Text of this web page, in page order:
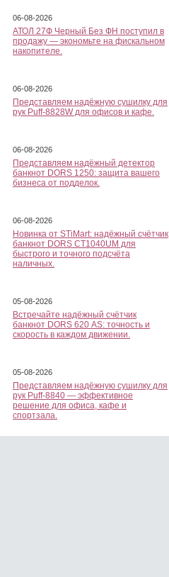
06-08-2026
АТОЛ 27Ф Черный Без ФН поступил в
продажу — экономьте на фискальном
накопителе.
06-08-2026
Представляем надёжную сушилку для
рук Puff-8828W для офисов и кафе.
06-08-2026
Представляем надёжный детектор
банкнот DORS 1250: защита вашего
бизнеса от подделок.
06-08-2026
Новинка от STiMart: надёжный счётчик
банкнот DORS CT1040UM для
быстрого и точного подсчёта
наличных.
05-08-2026
Встречайте надёжный счётчик
банкнот DORS 620 АS: точность и
скорость в каждом движении.
05-08-2026
Представляем надёжную сушилку для
рук Puff-8840 — эффективное
решение для офиса, кафе и
спортзала.